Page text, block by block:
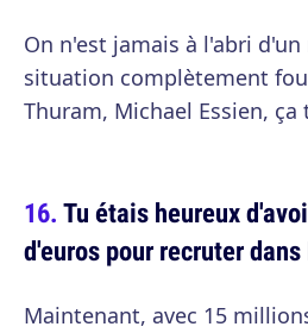
On n'est jamais à l'abri
situation complètement
Thuram, Michael Essien,
Tu étais heureux
d'euros pour recruter
Maintenant, avec 15